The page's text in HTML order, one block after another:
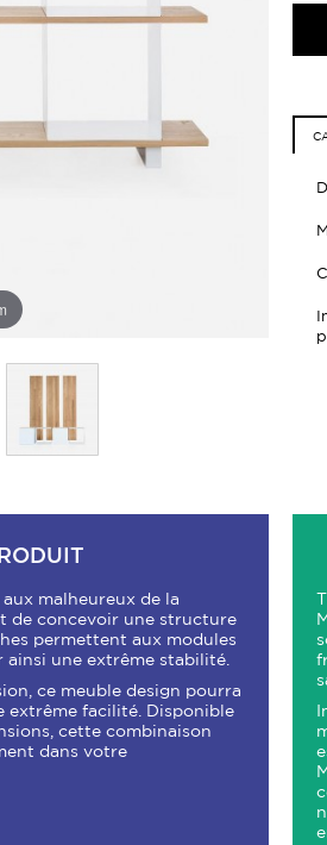
malheureux de la
de concevoir une structure
permettent aux modules
ainsi une extrême stabilité.
ce meuble design pourra
extrême facilité. Disponible
cette combinaison
dans votre